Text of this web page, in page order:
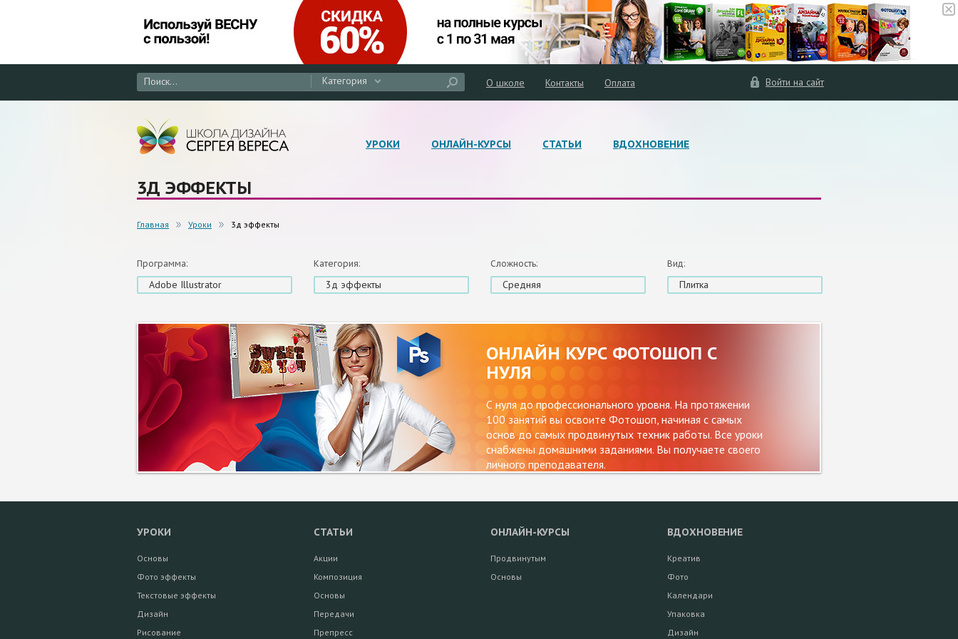
Войти на сайт
Категория О школе Контакты Оплата
УРОКИ ОНЛАЙН-КУРСЫ СТАТЬИ ВДОХНОВЕНИЕ
3Д ЭФФЕКТЫ
Главная Уроки 3д эффекты
Программа:
Adobe Illustrator
Категория:
3д эффекты
Сложность:
Средняя
Вид:
Плитка
ОНЛАЙН КУРС ФОТОШОП С
НУЛЯ
С нуля до профессионального уровня. На протяжении
100 занятий вы освоите Фотошоп, начиная с самых
основ до самых продвинутых техник работы. Все уроки
снабжены домашними заданиями. Вы получаете своего
личного преподавателя.
УРОКИ
Основы
Фото эффекты
Текстовые эффекты
Дизайн
Рисование
СТАТЬИ
Акции
Композиция
Основы
Передачи
Препресс
ОНЛАЙН-КУРСЫ
Продвинутым
Основы
ВДОХНОВЕНИЕ
Креатив
Фото
Календари
Упаковка
Дизайн